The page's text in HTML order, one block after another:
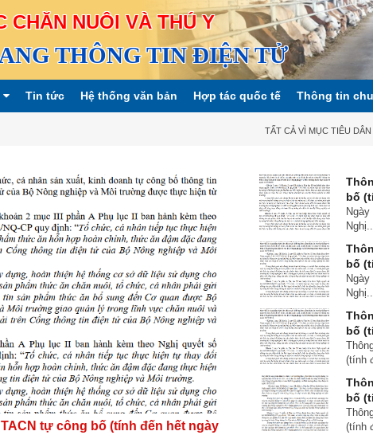
CHĂN NUÔI VÀ THÚ Y
THÔNG TIN ĐIỆN TỬ
Tin tức Hệ thống văn bản Hợp tác quốc tế Thông tin
TẤT CẢ VÌ MỤC TIÊU DÂN
tự công bố (tính đến hết ngày
bố
bố
bố
(tính
bố
(tính